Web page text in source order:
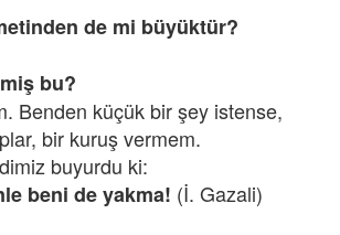
de mi büyüktür?
bu?
Benden küçük bir şey istense,
bir kuruş vermem.
buyurdu ki:
beni de yakma! (İ. Gazali)